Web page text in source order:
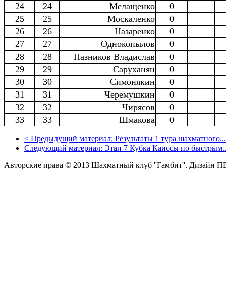
24
24 Мелащенко
0
25
25 Москаленко
0
26
26 Назаренко
0
27
27 Однокопылов
0
28
28 Пазников Владислав
0
29
29 Саруханян
0
30
30 Симонякин
0
31
31 Черемушкин
0
32
32 Чирясов
0
33
33 Шмакова 0
< Предыдущий материал: Результаты 1 тура шахматного...
Следующий материал: Этап 7 Кубка Каиссы по
Авторские права © 2013 Шахматный клуб ''Гамбит''. Дизайн